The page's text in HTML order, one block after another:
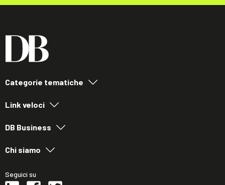
Categorie tematiche
Link veloci
DB Business
Chi siamo
Seguici su